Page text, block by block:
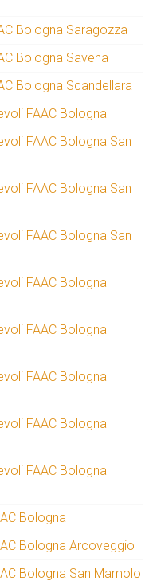
Bologna Saragozza
Bologna Savena
Bologna Scandellara
FAAC Bologna
FAAC Bologna San
FAAC Bologna San
FAAC Bologna San
FAAC Bologna
FAAC Bologna
FAAC Bologna
FAAC Bologna
FAAC Bologna
Bologna
Bologna Arcoveggio
Bologna San Mamolo